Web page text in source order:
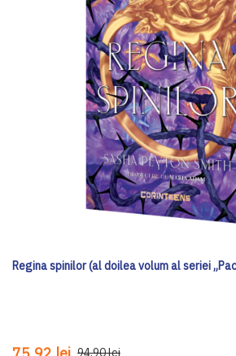
Regina spinilor (al doilea volum al seriei
94,90 lei